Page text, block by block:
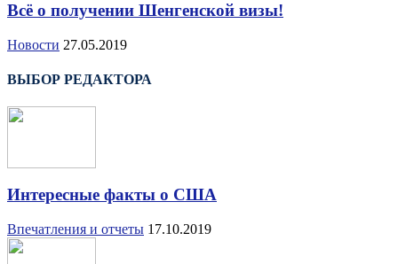
Всё о получении Шенгенской визы!
Новости 27.05.2019
ВЫБОР РЕДАКТОРА
Интересные факты о США
Впечатления и отчеты 17.10.2019